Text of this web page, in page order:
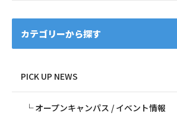
カテゴリーから探す
PICK UP NEWS
オープンキャンパス / イベント情報